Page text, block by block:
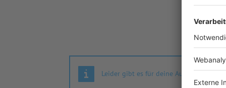
Leider gibt es für deine Auswahl keine